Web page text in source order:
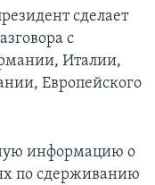
сделает
с
Италии,
Европейского
информацию о
по сдерживанию